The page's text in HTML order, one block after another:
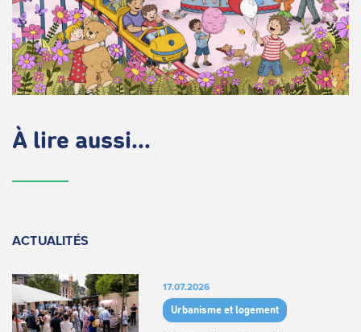
À lire aussi...
ACTUALITÉS
17.07.2026
Urbanisme et logement